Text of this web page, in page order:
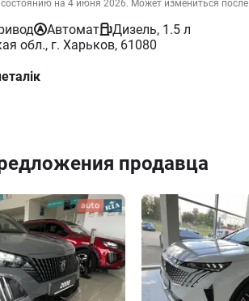
на 4 июня 2026. Может измениться
Автомат
Дизель, 1.5 л
обл., г. Харьков, 61080
продавца